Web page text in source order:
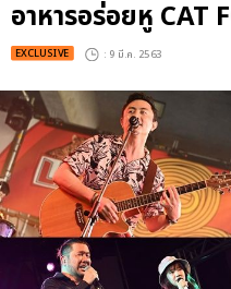
อาหารอร่อยหู CAT
EXCLUSIVE : 9 มี.ค. 2563